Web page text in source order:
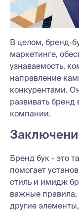
В целом, бренд-
маркетинге,
узнаваемость,
направление
конкурентами.
развивать бренд
компании.
Бренд бук - это
помогает
стиль и имидж
важные правила,
другие